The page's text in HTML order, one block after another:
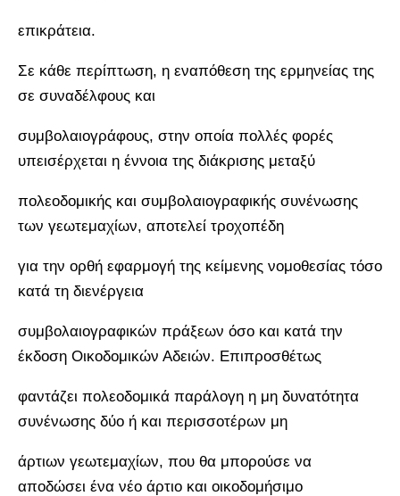
επικράτεια.
Σε κάθε περίπτωση, η εναπόθεση της ερμηνείας της
σε συναδέλφους και
συμβολαιογράφους, στην οποία πολλές φορές
υπεισέρχεται η έννοια της διάκρισης μεταξύ
πολεοδομικής και συμβολαιογραφικής συνένωσης
των γεωτεμαχίων, αποτελεί τροχοπέδη
για την ορθή εφαρμογή της κείμενης νομοθεσίας τόσο
κατά τη διενέργεια
συμβολαιογραφικών πράξεων όσο και κατά την
έκδοση Οικοδομικών Αδειών. Επιπροσθέτως
φαντάζει πολεοδομικά παράλογη η μη δυνατότητα
συνένωσης δύο ή και περισσοτέρων μη
άρτιων γεωτεμαχίων, που θα μπορούσε να
αποδώσει ένα νέο άρτιο και οικοδομήσιμο